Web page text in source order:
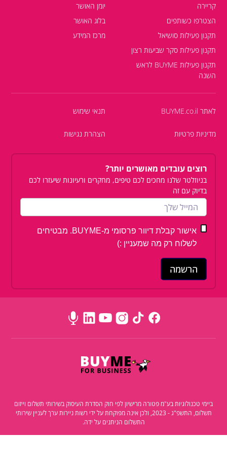
קריירה
הצטרפו כשותפים
תקנון פעילות סושיאל
תקנון פעילות סקר שביעות רצון
תקנון פעילות BUYME לראש
השנה
יומן האושר
בלוג האושר
מרכז המידע
לאתר BUYME.co.il תנאי שימוש
מדיניות פרטיות הצהרת נגישות
רוצים עובדים מאושרים יותר?
בניוזלטר שלנו מחכים לכם טיפים, מחקרים ורעיונות שיעזרו לכם
בדיוק עם זה
אישור קבלת דיוור פרסומי מ-BUYME. מבטיחים
לשלוח רק מה שמעניין :)
ביימי טכנולוגיות בע"מ פטורה מרישיון לפי חוק הסדרת העיסוק בשירותי תשלום וייזום
תשלום, התשפ"ג - 2023, ולכן אינה מפוקחת על ידי רשות ניירות ערך לעניין שירותי
התשלום הניתנים על ידה.